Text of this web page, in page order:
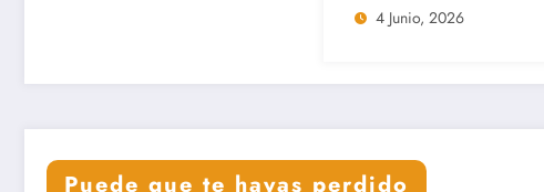
Boca es una
4 Junio, 2026
Puede que te hayas perdido